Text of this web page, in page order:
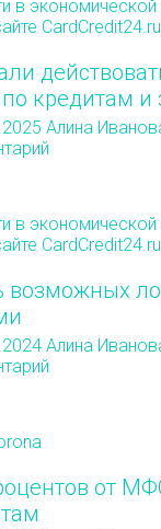
кредитам
Алина
возможных
Алина
от